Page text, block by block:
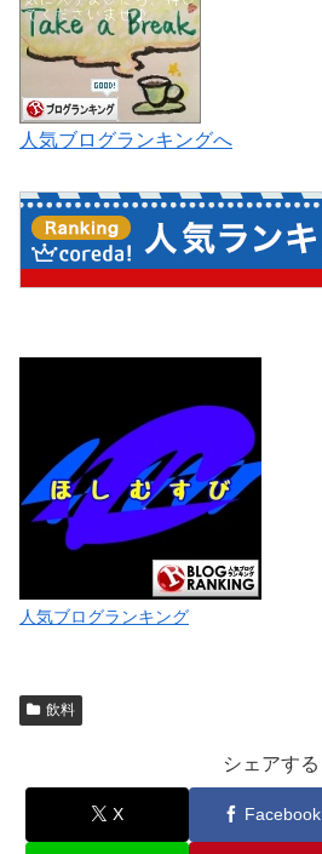
人気ブログランキングへ
人気ブログランキング
飲料
シェアする
X Facebook